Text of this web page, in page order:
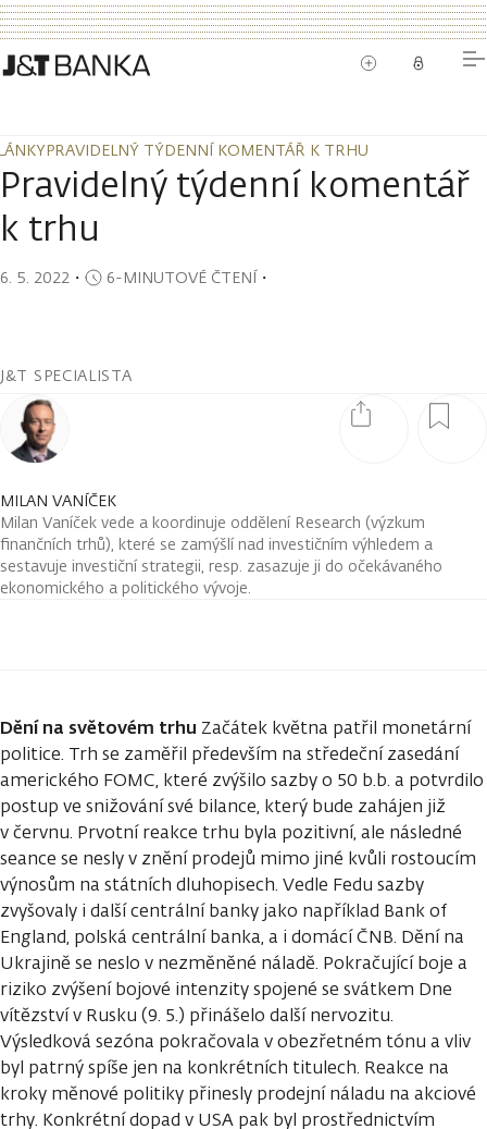
PRAVIDELNÝ TÝDENNÍ KOMENTÁŘ K TRHU
PRAVIDELNÝ TÝDENNÍ KOMENTÁŘ K TRHU
Pravidelný týdenní komentář
k trhu
6. 5. 2022 ・ 6-MINUTOVÉ ČTENÍ・
J&T SPECIALISTA
MILAN VANÍČEK
Milan Vaníček vede a koordinuje oddělení Research (výzkum
finančních trhů), které se zamýšlí nad investičním výhledem a
sestavuje investiční strategii, resp. zasazuje ji do očekávaného
ekonomického a politického vývoje.
Dění na světovém trhu Začátek května patřil monetární
politice. Trh se zaměřil především na středeční zasedání
amerického FOMC, které zvýšilo sazby o 50 b.b. a potvrdilo
postup ve snižování své bilance, který bude zahájen již
v červnu. Prvotní reakce trhu byla pozitivní, ale následné
seance se nesly v znění prodejů mimo jiné kvůli rostoucím
výnosům na státních dluhopisech. Vedle Fedu sazby
zvyšovaly i další centrální banky jako například Bank of
England, polská centrální banka, a i domácí ČNB. Dění na
Ukrajině se neslo v nezměněné náladě. Pokračující boje a
riziko zvýšení bojové intenzity spojené se svátkem Dne
vítězství v Rusku (9. 5.) přinášelo další nervozitu.
Výsledková sezóna pokračovala v obezřetném tónu a vliv
byl patrný spíše jen na konkrétních titulech. Reakce na
kroky měnové politiky přinesly prodejní náladu na akciové
trhy. Konkrétní dopad v USA pak byl prostřednictvím